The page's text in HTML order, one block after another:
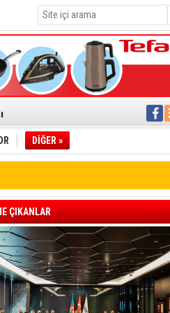
İletti
müdahale
Geçti
DİĞER »
ÇIKANLAR